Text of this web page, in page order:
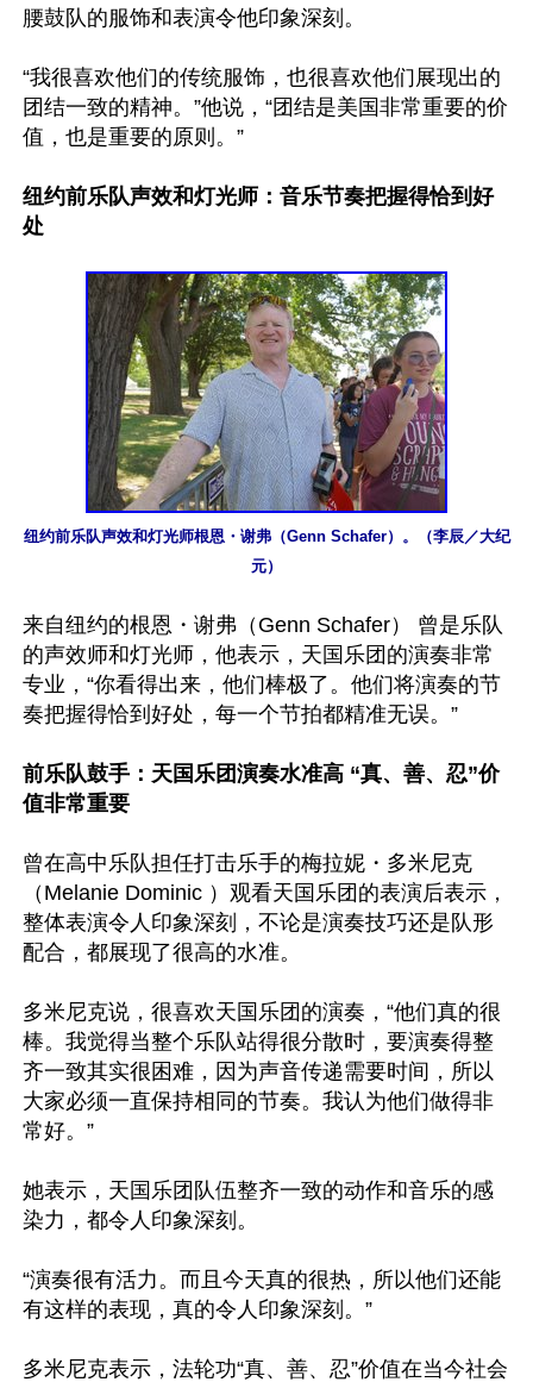
腰鼓队的服饰和表演令他印象深刻。
“我很喜欢他们的传统服饰，也很喜欢他们展现出的
团结一致的精神。”他说，“团结是美国非常重要的价
值，也是重要的原则。”
纽约前乐队声效和灯光师：音乐节奏把握得恰到好
处
纽约前乐队声效和灯光师根恩・谢弗（Genn Schafer）。（李辰／大纪
元）
来自纽约的根恩・谢弗（Genn Schafer） 曾是乐队
的声效师和灯光师，他表示，天国乐团的演奏非常
专业，“你看得出来，他们棒极了。他们将演奏的节
奏把握得恰到好处，每一个节拍都精准无误。”
前乐队鼓手：天国乐团演奏水准高 “真、善、忍”价
值非常重要
曾在高中乐队担任打击乐手的梅拉妮・多米尼克
（Melanie Dominic ）观看天国乐团的表演后表示，
整体表演令人印象深刻，不论是演奏技巧还是队形
配合，都展现了很高的水准。
多米尼克说，很喜欢天国乐团的演奏，“他们真的很
棒。我觉得当整个乐队站得很分散时，要演奏得整
齐一致其实很困难，因为声音传递需要时间，所以
大家必须一直保持相同的节奏。我认为他们做得非
常好。”
她表示，天国乐团队伍整齐一致的动作和音乐的感
染力，都令人印象深刻。
“演奏很有活力。而且今天真的很热，所以他们还能
有这样的表现，真的令人印象深刻。”
多米尼克表示，法轮功“真、善、忍”价值在当今社会